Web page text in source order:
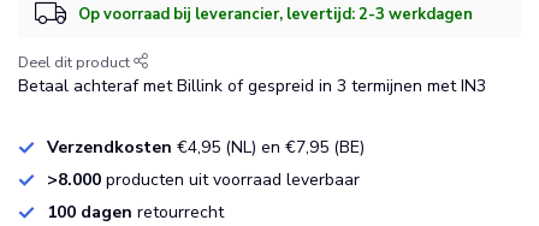
Op voorraad bij leverancier, levertijd: 2-3 werkdagen
Deel dit product
Betaal achteraf met Billink of gespreid in 3 termijnen met IN3
Verzendkosten €4,95 (NL) en €7,95 (BE)
>8.000 producten uit voorraad leverbaar
100 dagen retourrecht